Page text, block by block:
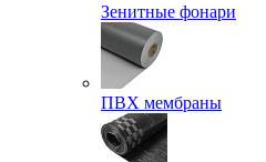
Зенитные фонари
ПВХ мембраны